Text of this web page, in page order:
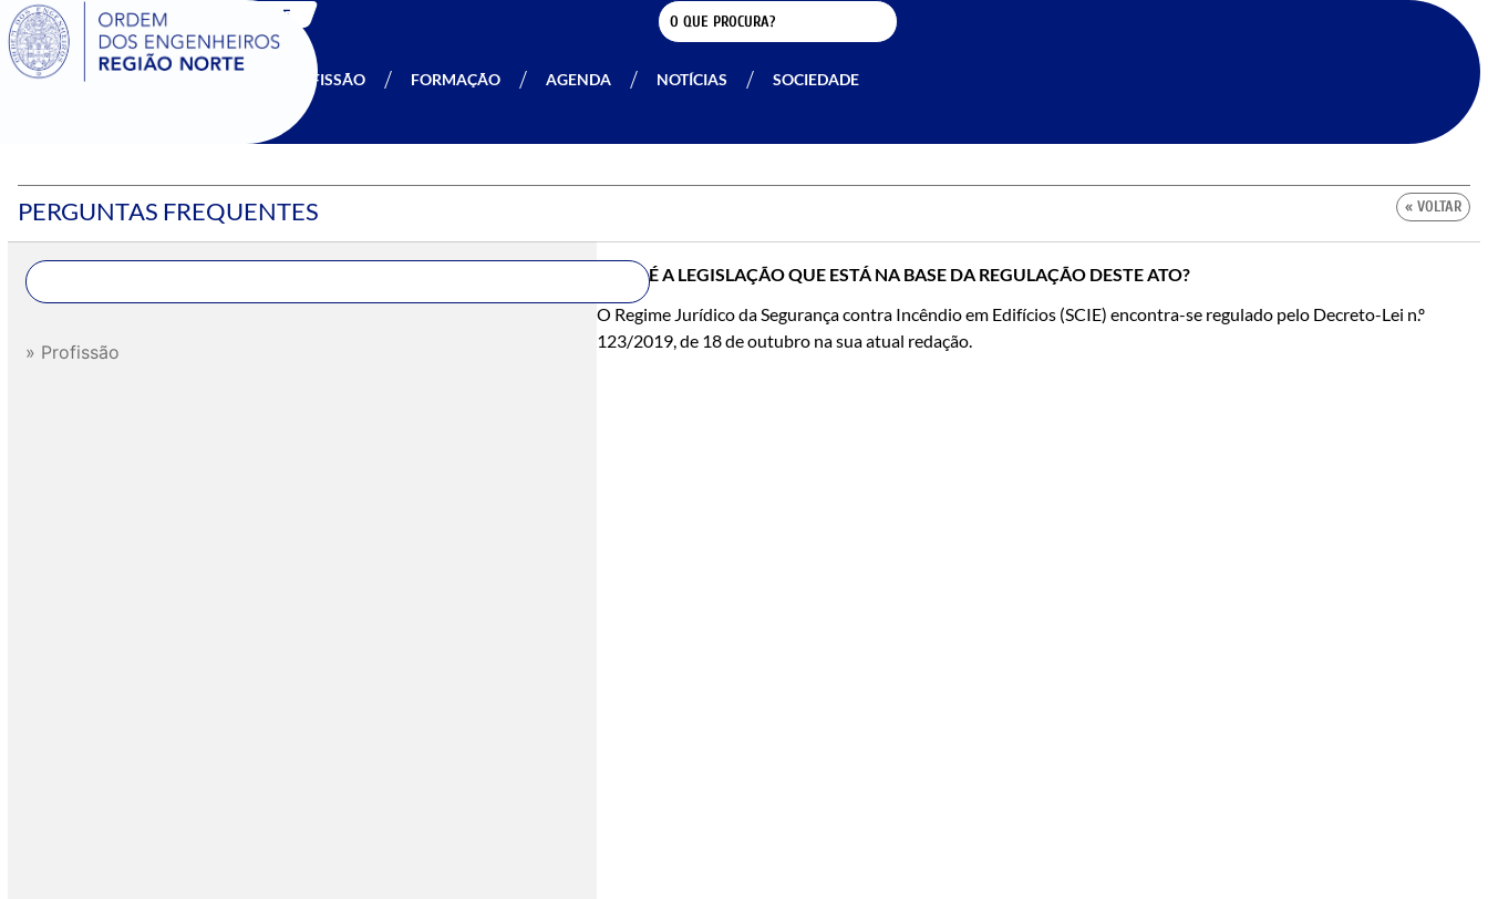
SIGOE
A OERN PROFISSÃO FORMAÇÃO AGENDA NOTÍCIAS SOCIEDADE
« VOLTAR
PERGUNTAS FREQUENTES
Profissão
QUAL É A LEGISLAÇÃO QUE ESTÁ NA BASE DA REGULAÇÃO DESTE ATO?
O Regime Jurídico da Segurança contra Incêndio em Edifícios (SCIE) encontra-se regulado pelo Decreto-Lei n.º
123/2019, de 18 de outubro na sua atual redação.